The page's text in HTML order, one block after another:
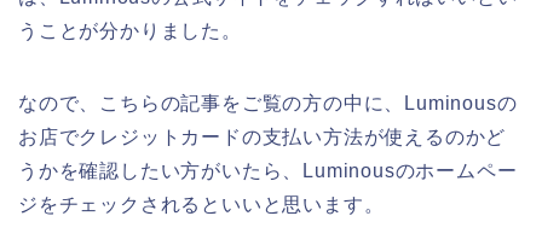
うことが分かりました。
なので、こちらの記事をご覧の方の中に、Luminousの
お店でクレジットカードの支払い方法が使えるのかど
うかを確認したい方がいたら、Luminousのホームペー
ジをチェックされるといいと思います。